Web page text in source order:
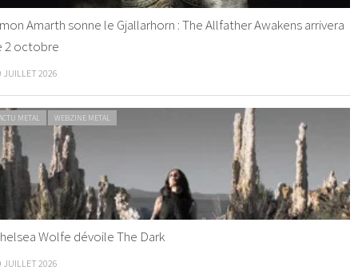
Amarth sonne le Gjallarhorn : The Allfather Awakens arrivera
2 octobre
JUILLET 2026
METAL WEBZINE METAL
Wolfe dévoile The Dark
JUILLET 2026